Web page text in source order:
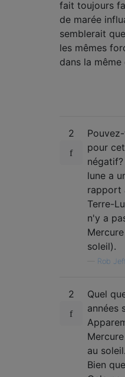
fait toujours
de marée
semblerait
les mêmes
dans la
2
pour
lune a
rapport
Terre-
n'y a
soleil).
Rob
2
Quel
années
au
Bien